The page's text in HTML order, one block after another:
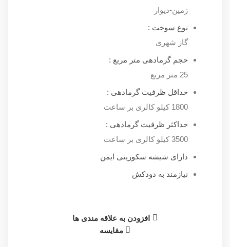
زمین-دیوار
نوع سوخت :
گاز شهری
حجم گرمادهی متر مربع :
25 متر مربع
حداقل ظرفیت گرمادهی :
1800 کیلو کالری بر ساعت
حداکثر ظرفیت گرمادهی :
3500 کیلو کالری بر ساعت
دارای شیشه سکوریتی ایمن
نیازمند به دودکش
افزودن به علاقه مندی ها
مقایسه